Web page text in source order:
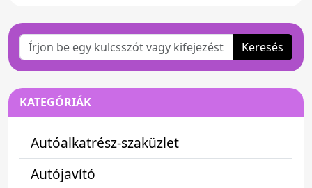
Keresés
KATEGÓRIÁK
Autóalkatrész-szaküzlet
Autójavító